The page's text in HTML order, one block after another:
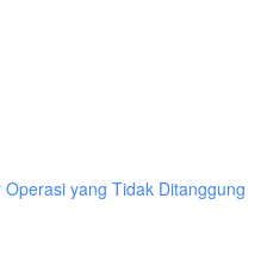
yang Tidak Ditanggung